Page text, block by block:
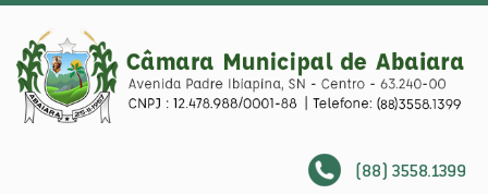
(88) 3558.1399